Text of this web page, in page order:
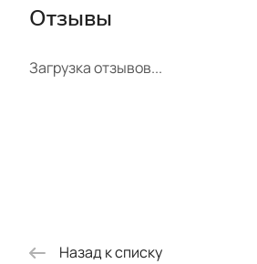
Отзывы
Загрузка отзывов...
Назад к списку